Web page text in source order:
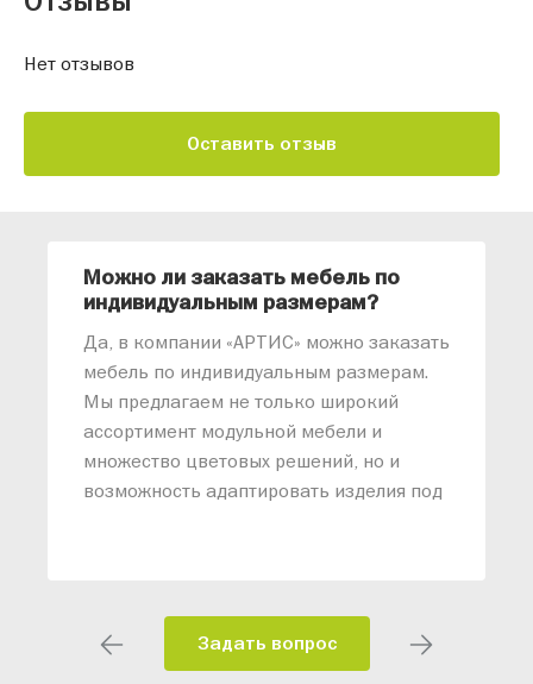
Нет отзывов
Оставить отзыв
Можно ли заказать мебель по
индивидуальным размерам?
Да, в компании «АРТИС» можно заказать
мебель по индивидуальным размерам.
Мы предлагаем не только широкий
ассортимент модульной мебели и
множество цветовых решений, но и
возможность адаптировать изделия под
помещения и личные пожелания.
Благодаря современному
Задать вопрос